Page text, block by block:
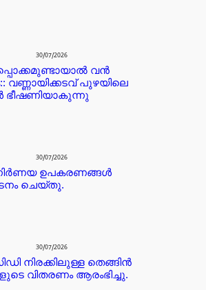
30/07/2026
വൻ
വണ്ണായിക്കടവ് പുഴയിലെ
ഭീഷണിയാകുന്നു
30/07/2026
ഉപകരണങ്ങൾ
ചെയ്തു.
30/07/2026
നിരക്കിലുള്ള തെങ്ങിൻ
വിതരണം ആരംഭിച്ചു.